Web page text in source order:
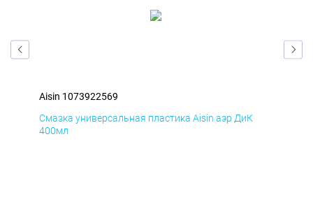
Aisin 1073922569
Смазка универсальная пластика Aisin аэр ДиК
400мл